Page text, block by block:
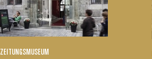
ZEITUNGSMUSEUM